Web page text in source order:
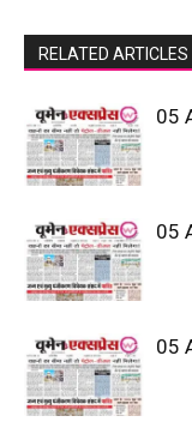
RELATED ARTICLES
05
05
05